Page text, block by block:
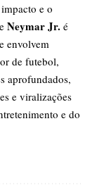
e o
Neymar Jr. é
envolvem
de futebol,
aprofundados,
e viralizações
e do